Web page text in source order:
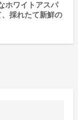
ホワイトアスパ
採れたて新鮮の